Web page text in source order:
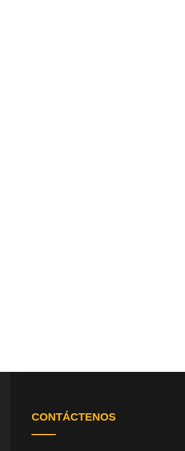
CONTÁCTENOS